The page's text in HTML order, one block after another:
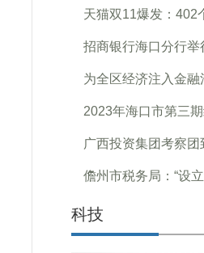
天猫双11爆发：402
招商银行海口分行举
为全区经济注入金
2023年海口市第三
广西投资集团考察
儋州市税务局：“设
科技